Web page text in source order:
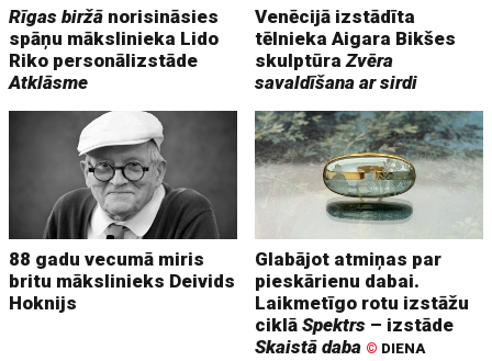
Rīgas biržā norisināsies
spāņu mākslinieka Lido
Riko personālizstāde
Atklāsme
Venēcijā izstādīta
tēlnieka Aigara Bikšes
skulptūraZvēra
savaldīšana ar sirdi
88 gadu vecumā miris
britu mākslinieks Deivids
Hoknijs
Glabājot atmiņas par
pieskārienu dabai.
Laikmetīgo rotu izstāžu
ciklāSpektrs – izstāde
Skaistā daba © DIENA